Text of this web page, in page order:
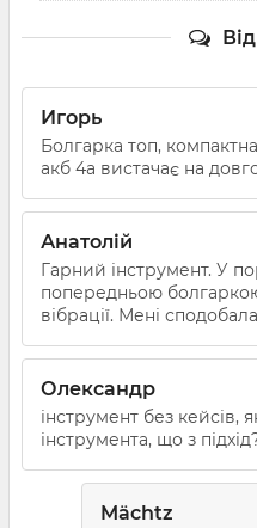
Игорь
Болгарка топ,
акб 4а вистачає на
Анатолій
Гарний інструмент. У
попередньою
вібрації. Мені
Олександр
інструмент без кейсів,
інструмента, що з
Mächtz